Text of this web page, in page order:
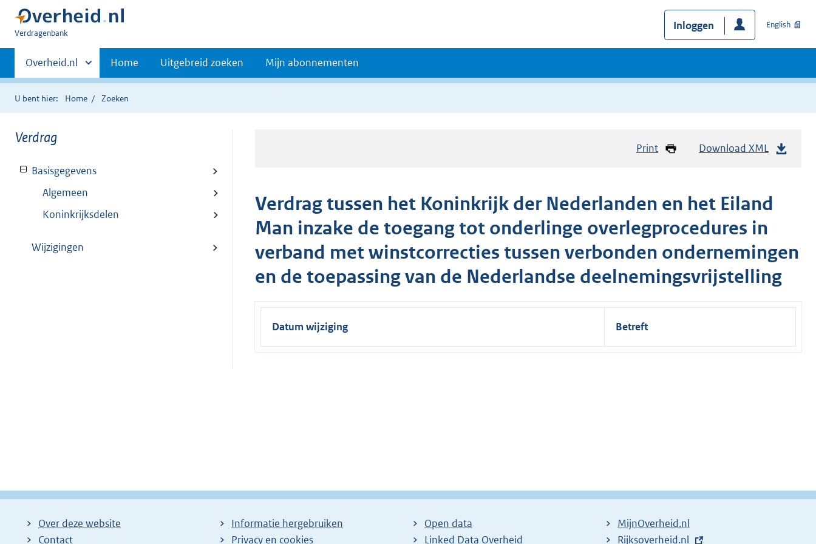
U
hier:
Verdragenbank
Inloggen English
Primaire
navigatie
Andere
sites
binnen
Overheid.nl Home Uitgebreid zoeken Mijn abonnementen
U bent hier: Home Zoeken
Verdrag
Basisgegevens
Algemeen
Koninkrijksdelen
Wijzigingen
Print Download XML
Verdrag tussen het Koninkrijk der Nederlanden en het Eiland
Man inzake de toegang tot onderlinge overlegprocedures in
verband met winstcorrecties tussen verbonden ondernemingen
en de toepassing van de Nederlandse deelnemingsvrijstelling
Datum wijziging Betreft
Over deze website
Contact
Informatie hergebruiken
Privacy en cookies
Open data
Linked Data Overheid
MijnOverheid.nl
E
Rijksoverheid.nl